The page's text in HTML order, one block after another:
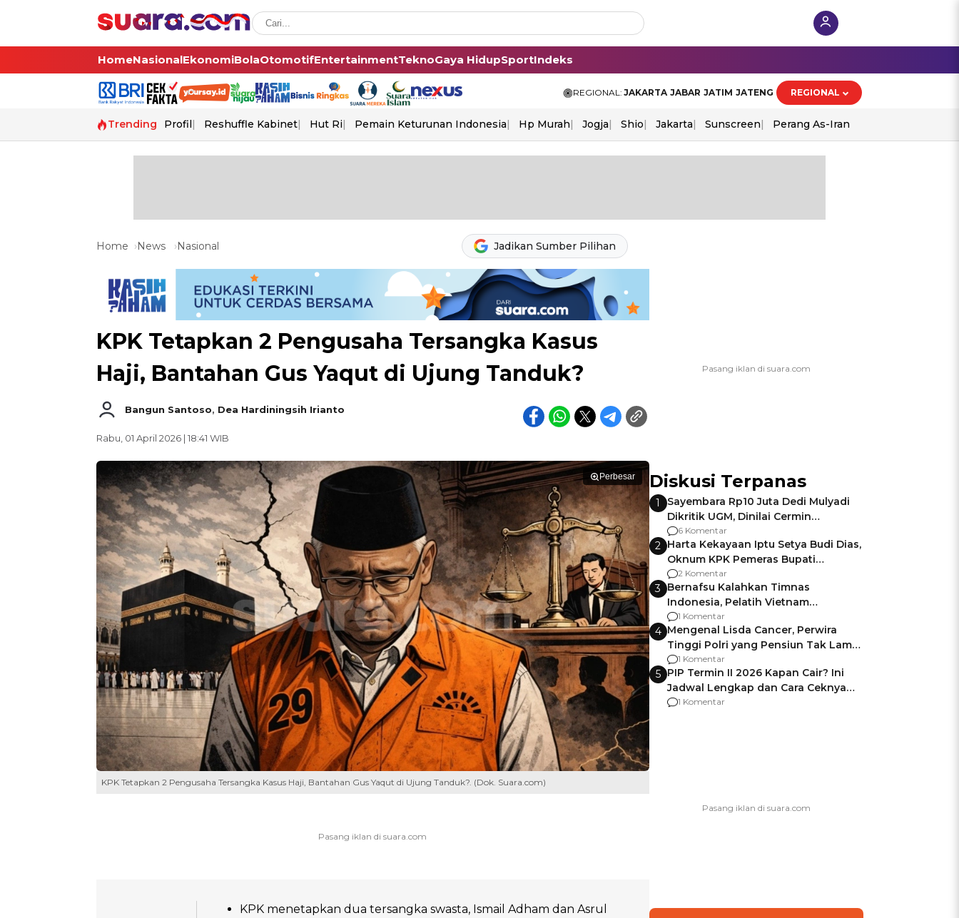
HomeNasionalEkonomiBolaOtomotifEntertainmentTeknoGaya HidupSportIndeks
REGIONAL: JAKARTA JABAR JATIM JATENG REGIONAL
Trending Profil Reshuffle Kabinet Hut Ri Pemain Keturunan Indonesia Hp Murah Jogja Shio Jakarta Sunscreen Perang As-Iran
Home News Nasional Jadikan Sumber Pilihan
KPK Tetapkan 2 Pengusaha Tersangka Kasus
Haji, Bantahan Gus Yaqut di Ujung Tanduk?
Bangun Santoso, Dea Hardiningsih Irianto
Rabu, 01 April 2026 | 18:41 WIB
Perbesar
KPK Tetapkan 2 Pengusaha Tersangka Kasus Haji, Bantahan Gus Yaqut di Ujung Tanduk?. (Dok. Suara.com)
KPK menetapkan dua tersangka swasta, Ismail Adham dan Asrul
Diskusi Terpanas
1
Sayembara Rp10 Juta Dedi Mulyadi
Dikritik UGM, Dinilai Cermin
Gagalnya Negara Jamin Keamanan
6 Komentar
2 Harta Kekayaan Iptu Setya Budi Dias,
Oknum KPK Pemeras Bupati
Pemalang
2 Komentar
3 Bernafsu Kalahkan Timnas
Indonesia, Pelatih Vietnam
Berencana Pakai Jimat di Pakansari
1 Komentar
4 Mengenal Lisda Cancer, Perwira
Tinggi Polri yang Pensiun Tak Lama
Usai Jadi Brigjen
1 Komentar
5 PIP Termin II 2026 Kapan Cair? Ini
Jadwal Lengkap dan Cara Ceknya
agar Dana Tidak Hangus!
1 Komentar